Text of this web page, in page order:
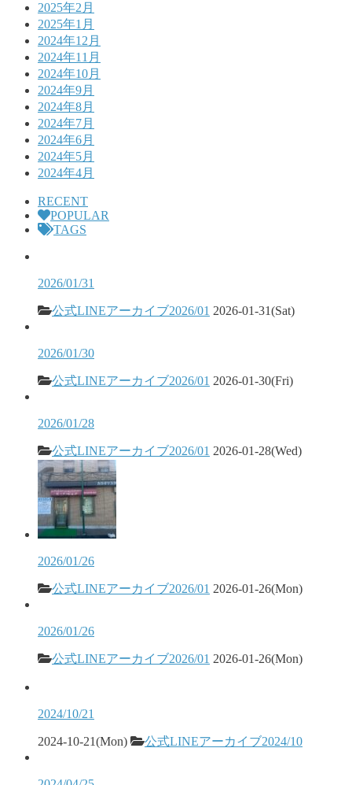
2025年2月
2025年1月
2024年12月
2024年11月
2024年10月
2024年9月
2024年8月
2024年7月
2024年6月
2024年5月
2024年4月
RECENT
POPULAR
TAGS
2026/01/31
公式LINEアーカイブ2026/01 2026-01-31(Sat)
2026/01/30
公式LINEアーカイブ2026/01 2026-01-30(Fri)
2026/01/28
公式LINEアーカイブ2026/01 2026-01-28(Wed)
2026/01/26
公式LINEアーカイブ2026/01 2026-01-26(Mon)
2026/01/26
公式LINEアーカイブ2026/01 2026-01-26(Mon)
2024/10/21
2024-10-21(Mon) 公式LINEアーカイブ2024/10